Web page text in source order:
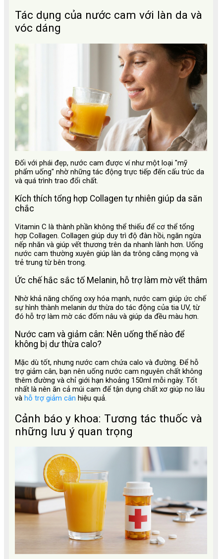
Tác dụng của nước cam với làn da và
vóc dáng
Đối với phái đẹp, nước cam được ví như một loại "mỹ
phẩm uống" nhờ những tác động trực tiếp đến cấu trúc da
và quá trình trao đổi chất.
Kích thích tổng hợp Collagen tự nhiên giúp da săn
chắc
Vitamin C là thành phần không thể thiếu để cơ thể tổng
hợp Collagen. Collagen giúp duy trì độ đàn hồi, ngăn ngừa
nếp nhăn và giúp vết thương trên da nhanh lành hơn. Uống
nước cam thường xuyên giúp làn da trông căng mọng và
trẻ trung từ bên trong.
Ức chế hắc sắc tố Melanin, hỗ trợ làm mờ vết thâm
Nhờ khả năng chống oxy hóa mạnh, nước cam giúp ức chế
sự hình thành melanin dư thừa do tác động của tia UV, từ
đó hỗ trợ làm mờ các đốm nâu và giúp da đều màu hơn.
Nước cam và giảm cân: Nên uống thế nào để
không bị dư thừa calo?
Mặc dù tốt, nhưng nước cam chứa calo và đường. Để hỗ
trợ giảm cân, bạn nên uống nước cam nguyên chất không
thêm đường và chỉ giới hạn khoảng 150ml mỗi ngày. Tốt
nhất là nên ăn cả múi cam để tận dụng chất xơ giúp no lâu
và hỗ trợ giảm cân hiệu quả.
Cảnh báo y khoa: Tương tác thuốc và
những lưu ý quan trọng